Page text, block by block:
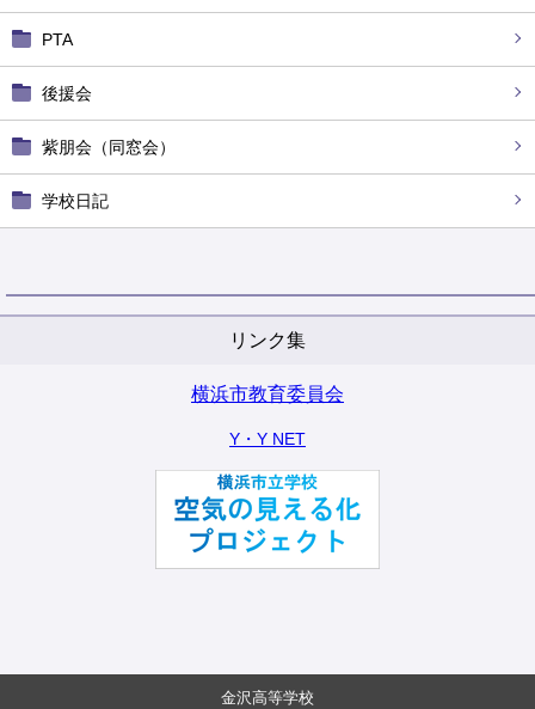
PTA
後援会
紫朋会（同窓会）
学校日記
リンク集
横浜市教育委員会
Y・Y NET
金沢高等学校